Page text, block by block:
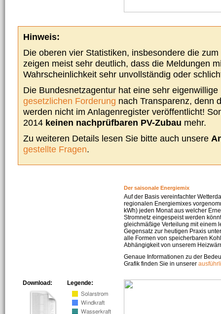
Hinweis:
Die oberen vier Statistiken, insbesondere die
zeigen meist sehr deutlich, dass die Meldungen
Wahrscheinlichkeit sehr unvollständig oder
Die Bundesnetzagentur hat eine sehr
gesetzlichen Forderung nach Transparenz, denn
werden nicht im Anlagenregister veröffentlicht!
2014 keinen nachprüfbaren PV-Zubau mehr.
Zu weiteren Details lesen Sie bitte auch unsere
gestellte Fragen.
Der saisonale Energiemix
Auf der Basis vereinfachter
regionalen Energiemixes
kWh) jeden Monat aus welcher
Stromnetz eingespeist werden
gleichmäßige Verteilung mit einem
Gegensatz zur heutigen Praxis
alle Formen von speicherbaren
Abhängigkeit von unserem
Genaue Informationen zu der
Grafik finden Sie in unserer
Legende:
Download: